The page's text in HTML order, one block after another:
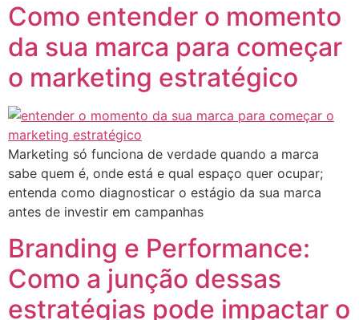
Como entender o momento
da sua marca para começar
o marketing estratégico
Marketing só funciona de verdade quando a marca
sabe quem é, onde está e qual espaço quer ocupar;
entenda como diagnosticar o estágio da sua marca
antes de investir em campanhas
Branding e Performance:
Como a junção dessas
estratégias pode impactar o